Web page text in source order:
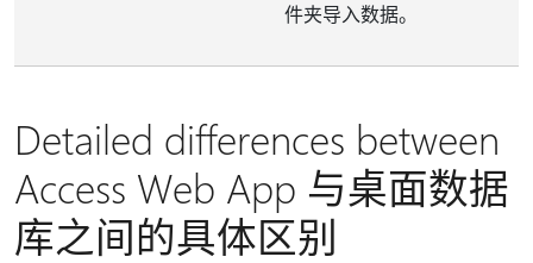
件夹导入数据。
Detailed differences between
Access Web App 与桌面数据
库之间的具体区别